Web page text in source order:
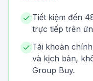
Tiết kiệm đến
trực tiếp trên
Tài khoản
và kịch bản,
Group Buy.